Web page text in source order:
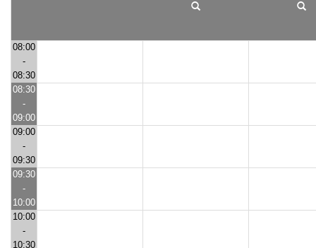
08:00
-
08:30
08:30
-
09:00
09:00
-
09:30
09:30
-
10:00
10:00
-
10:30